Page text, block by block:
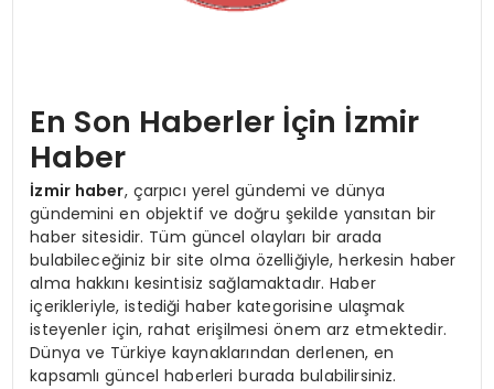
En Son Haberler İçin İzmir
Haber
İzmir haber, çarpıcı yerel gündemi ve dünya
gündemini en objektif ve doğru şekilde yansıtan bir
haber sitesidir. Tüm güncel olayları bir arada
bulabileceğiniz bir site olma özelliğiyle, herkesin haber
alma hakkını kesintisiz sağlamaktadır. Haber
içerikleriyle, istediği haber kategorisine ulaşmak
isteyenler için, rahat erişilmesi önem arz etmektedir.
Dünya ve Türkiye kaynaklarından derlenen, en
kapsamlı güncel haberleri burada bulabilirsiniz.